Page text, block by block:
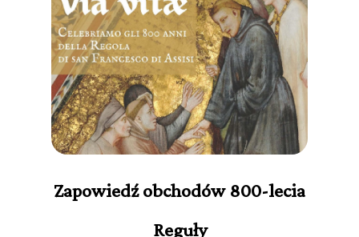
Zapowiedź obchodów 800-lecia
Reguły